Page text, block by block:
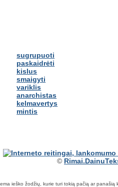
sugrupuoti
paskaidrėti
kislus
smaigyti
variklis
anarchistas
kelmavertys
mintis
©
ieško žodžių, kurie turi tokią pačią ar